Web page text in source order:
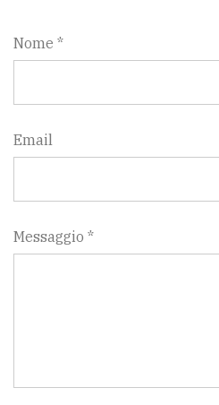
Cookie
Nome *
Email
Messaggio *